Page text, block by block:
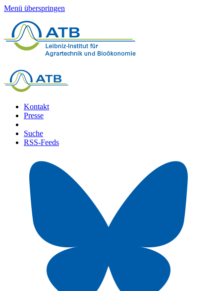
Menü überspringen
Kontakt
Presse
Suche
RSS-Feeds